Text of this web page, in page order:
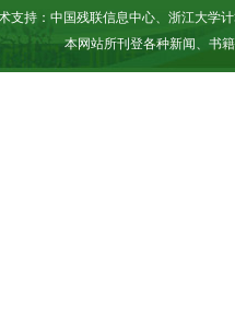
支持：中国残联信息中心、浙江大学
本网站所刊登各种新闻、书